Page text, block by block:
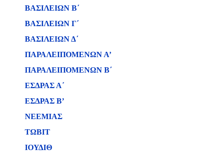
ΒΑΣΙΛΕΙΩΝ B΄
ΒΑΣΙΛΕΙΩΝ Γ΄
ΒΑΣΙΛΕΙΩΝ Δ΄
ΠΑΡΑΛΕΙΠΟΜΕΝΩΝ Α’
ΠΑΡΑΛΕΙΠΟΜΕΝΩΝ Β΄
ΕΣΔΡΑΣ Α΄
ΕΣΔΡΑΣ Β’
ΝΕΕΜΙΑΣ
ΤΩΒΙΤ
ΙΟΥΔΙΘ